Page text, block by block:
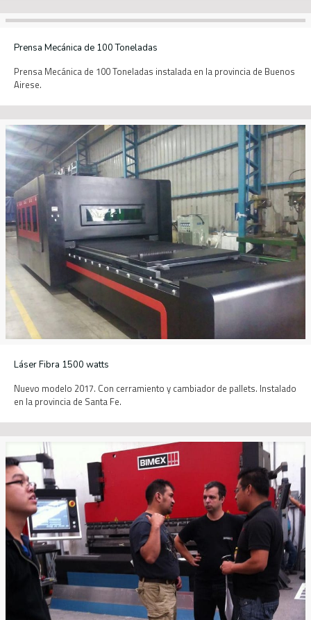
Prensa Mecánica de 100 Toneladas
Prensa Mecánica de 100 Toneladas instalada en la provincia de Buenos
Airese.
Láser Fibra 1500 watts
Nuevo modelo 2017. Con cerramiento y cambiador de pallets. Instalado
en la provincia de Santa Fe.